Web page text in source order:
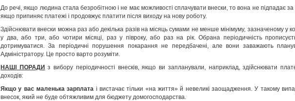
До речі, якщо людина стала безробітною і не має можливості сплачувати внески, то вона не підпадає за
якщо припиняє платежі і продовжує платити після виходу на нову роботу.
Здійснювати внески можна раз або декілька разів на місяць сумами не менше мінімуму, зазначеному у
у два, або три, або чотири місяці, раз у півроку, або раз на рік. Обрана періодичність
дотримуватися. За періодичні порушення покарання не передбачені, але вони заважають
Адміністратору. Це просто варто розуміти.
НАШІ ПОРАДИ з вибору періодичності внесків, якщо ви запланували, наприклад, здійснювати
доходів:
Якщо у вас маленька зарплата і вистачає тільки «на життя» й невеликі заощадження. У такому
внесок, який не буде обтяжливим для бюджету домогосподарства.